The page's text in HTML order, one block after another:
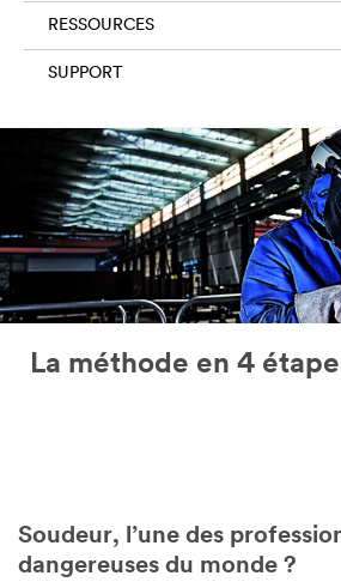
RESSOURCES
SUPPORT
La méthode en 4
Soudeur, l’une des
dangereuses du monde ?